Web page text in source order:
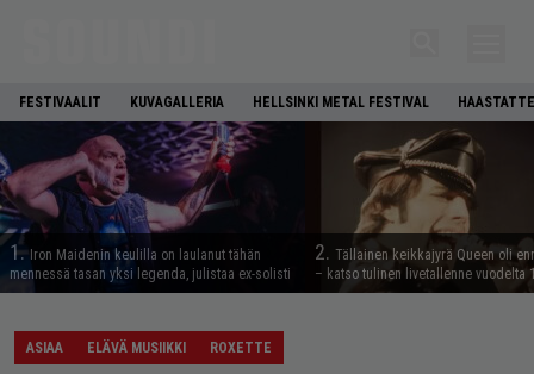
FESTIVAALIT KUVAGALLERIA HELLSINKI METAL FESTIVAL
1. Iron Maidenin keulilla on laulanut tähän
mennessä tasan yksi legenda, julistaa ex-solisti
2. Tällainen keikkajyrä Queen oli
– katso tulinen livetallenne vuodelta
ASIAA ELÄVÄ MUSIIKKI ROXETTE